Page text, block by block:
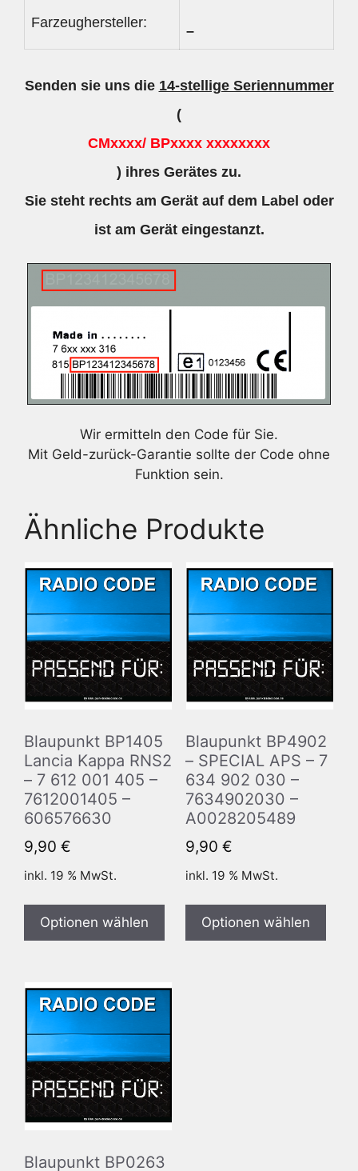
Farzeughersteller:
–
Senden sie uns die 14-stellige Seriennummer
(
CMxxxx/ BPxxxx xxxxxxxx
) ihres Gerätes zu.
Sie steht rechts am Gerät auf dem Label oder
ist am Gerät eingestanzt.
Wir ermitteln den Code für Sie.
Mit Geld-zurück-Garantie sollte der Code ohne
Funktion sein.
Ähnliche Produkte
Blaupunkt BP1405
Lancia Kappa RNS2
– 7 612 001 405 –
7612001405 –
606576630
9,90 €
inkl. 19 % MwSt.
Optionen wählen
Blaupunkt BP4902
– SPECIAL APS – 7
634 902 030 –
7634902030 –
A0028205489
9,90 €
inkl. 19 % MwSt.
Optionen wählen
Blaupunkt BP0263